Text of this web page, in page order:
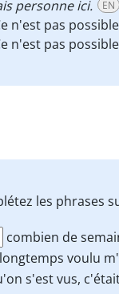
personne ici.
EN
n'est pas
n'est pas
les phrases
combien de
longtemps voulu
s'est vus,